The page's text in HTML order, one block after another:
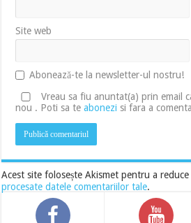
Site web
Abonează-te la newsletter-ul nostru!
Vreau sa fiu anuntat(a) prin email
nou . Poti sa teabonezi si fara a comenta
Acest site folosește Akismet pentru a
procesate datele comentariilor tale.